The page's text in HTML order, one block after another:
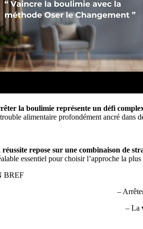
la boulimie représente un défi
alimentaire profondément ancré dans
réussite repose sur une combinaison de
essentiel pour choisir l’approche la
BREF
–
– La